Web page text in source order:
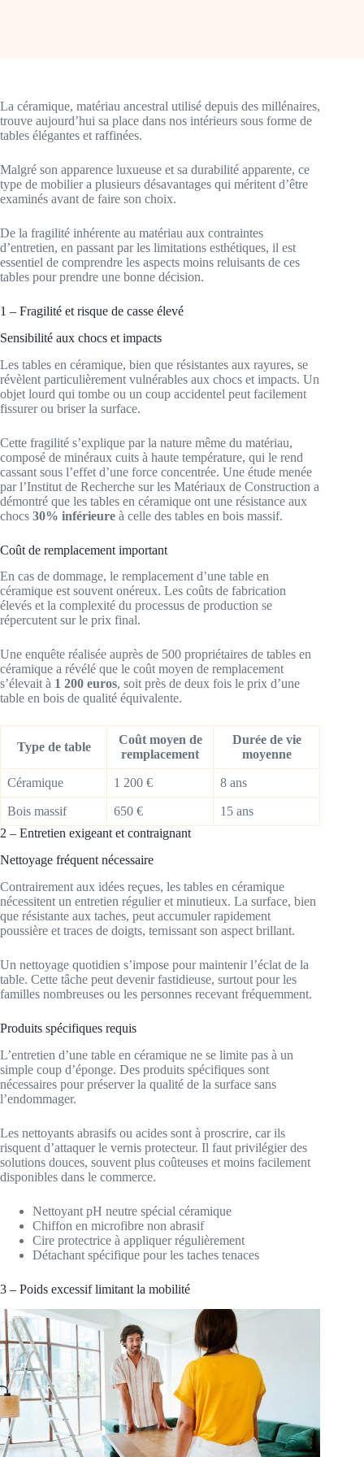
La céramique, matériau ancestral utilisé depuis des millénaires,
trouve aujourd’hui sa place dans nos intérieurs sous forme de
tables élégantes et raffinées.
Malgré son apparence luxueuse et sa durabilité apparente, ce
type de mobilier a plusieurs désavantages qui méritent d’être
examinés avant de faire son choix.
De la fragilité inhérente au matériau aux contraintes
d’entretien, en passant par les limitations esthétiques, il est
essentiel de comprendre les aspects moins reluisants de ces
tables pour prendre une bonne décision.
1 – Fragilité et risque de casse élevé
Sensibilité aux chocs et impacts
Les tables en céramique, bien que résistantes aux rayures, se
révèlent particulièrement vulnérables aux chocs et impacts. Un
objet lourd qui tombe ou un coup accidentel peut facilement
fissurer ou briser la surface.
Cette fragilité s’explique par la nature même du matériau,
composé de minéraux cuits à haute température, qui le rend
cassant sous l’effet d’une force concentrée. Une étude menée
par l’Institut de Recherche sur les Matériaux de Construction a
démontré que les tables en céramique ont une résistance aux
chocs 30% inférieure à celle des tables en bois massif.
Coût de remplacement important
En cas de dommage, le remplacement d’une table en
céramique est souvent onéreux. Les coûts de fabrication
élevés et la complexité du processus de production se
répercutent sur le prix final.
Une enquête réalisée auprès de 500 propriétaires de tables en
céramique a révélé que le coût moyen de remplacement
s’élevait à 1 200 euros, soit près de deux fois le prix d’une
table en bois de qualité équivalente.
Type de table
Coût moyen de
remplacement
Durée de vie
moyenne
Céramique 1 200 € 8 ans
Bois massif 650 €
15 ans
2 – Entretien exigeant et contraignant
Nettoyage fréquent nécessaire
Contrairement aux idées reçues, les tables en céramique
nécessitent un entretien régulier et minutieux. La surface, bien
que résistante aux taches, peut accumuler rapidement
poussière et traces de doigts, ternissant son aspect brillant.
Un nettoyage quotidien s’impose pour maintenir l’éclat de la
table. Cette tâche peut devenir fastidieuse, surtout pour les
familles nombreuses ou les personnes recevant fréquemment.
Produits spécifiques requis
L’entretien d’une table en céramique ne se limite pas à un
simple coup d’éponge. Des produits spécifiques sont
nécessaires pour préserver la qualité de la surface sans
l’endommager.
Les nettoyants abrasifs ou acides sont à proscrire, car ils
risquent d’attaquer le vernis protecteur. Il faut privilégier des
solutions douces, souvent plus coûteuses et moins facilement
disponibles dans le commerce.
Nettoyant pH neutre spécial céramique
Chiffon en microfibre non abrasif
Cire protectrice à appliquer régulièrement
Détachant spécifique pour les taches tenaces
3 – Poids excessif limitant la mobilité